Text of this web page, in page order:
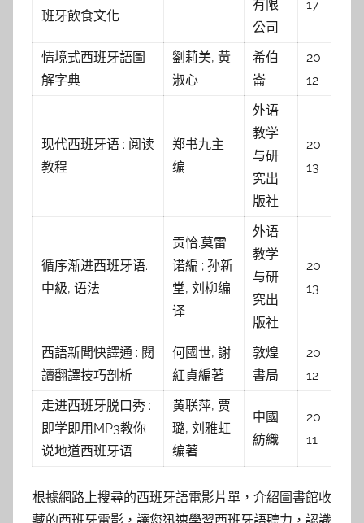
班牙飲食文化
有限
公司
17
情境式西班牙語圖
解字典
劉莉美, 黃
淑心
希伯
崙
20
12
现代西班牙语 : 阅读
教程
郑书九主
编
外语
教学
与研
究出
版社
20
13
循序渐进西班牙语.
中級, 语法
贡恰.莫雷
诺編 ; 孙新
堂, 刘柳编
译
外语
教学
与研
究出
版社
20
13
西語新聞快譯通 : 閱
讀翻譯技巧剖析
何國世, 謝
紅貞編著
敦煌
書局
20
12
走进西班牙脱口秀 :
即学即用MP3教你
说地道西班牙语
黄联萍, 贾
璐, 刘雅虹
编著
中國
紡織
20
11
根據網路上搜尋的西班牙語電影片單，介紹圖書館收